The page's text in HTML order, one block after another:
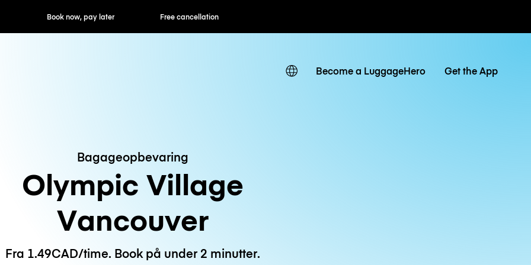
now, pay later Free cancellation Hourly / Daily Rates
Become a LuggageHero Get the App
Bagageopbevaring
Olympic Village
Vancouver
Fra 1.49CAD/time. Book på under 2 minutter.